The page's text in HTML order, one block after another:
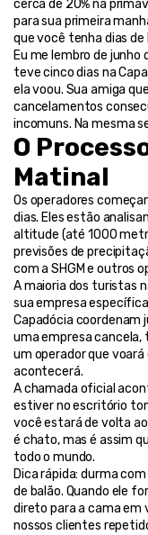
cerca de 20% na
para sua primeira
que você tenha dias de
Eu me lembro de junho
teve cinco dias na
ela voou. Sua amiga
cancelamentos
incomuns. Na mesma
O
Matinal
Os operadores
dias. Eles estão
altitude (até 1000
previsões de
com a SHGM e outros
A maioria dos turistas
sua empresa
Capadócia coordenam
uma empresa cancela,
um operador que
acontecerá.
A chamada oficial
estiver no escritório
você estará de volta
é chato, mas é assim
todo o mundo.
Dica rápida: durma
de balão. Quando ele
direto para a cama em
nossos clientes